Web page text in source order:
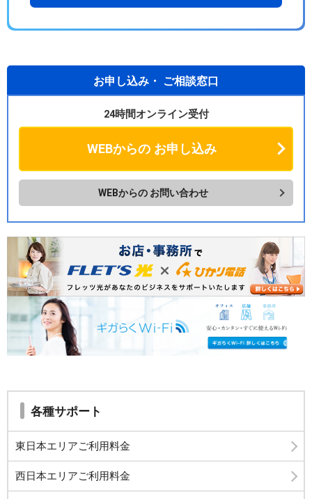
お申し込み・ ご相談窓口
24時間オンライン受付
WEBからのお申し込み
WEBからの お問い合わせ
各種サポート
東日本エリアご利用料金
西日本エリアご利用料金